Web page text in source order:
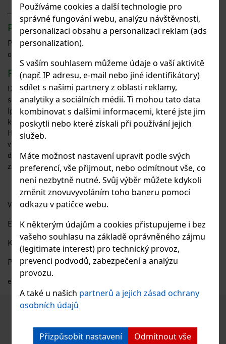
Používáme cookies a další technologie pro
správné fungování webu, analýzu návštěvnosti,
personalizaci obsahu a personalizaci reklam (ads
personalization).
S vaším souhlasem můžeme údaje o vaší aktivitě
(např. IP adresu, e-mail nebo jiné identifikátory)
sdílet s našimi partnery z oblasti reklamy,
analytiky a sociálních médií. Ti mohou tato data
kombinovat s dalšími informacemi, které jste jim
poskytli nebo které získali při používání jejich
služeb.
Máte možnost nastavení upravit podle svých
preferencí, vše přijmout, nebo odmítnout vše, co
není nezbytně nutné. Svůj výběr můžete kdykoli
změnit znovuvyvoláním toho baneru pomocí
odkazu v patičce webu.
K některým údajům a cookies přistupujeme i bez
vašeho souhlasu na základě oprávněného zájmu
(legitimate interest) pro technický provoz,
prevenci podvodů, zabezpečení a analýzu
provozu.
A také u našich partnerů a jejich zásad ochrany
osobních údajů
Přizpůsobit nastavení
Odmítnout vše
POUŽITÍ
Používá se jako ochrana proti obtížnému hmyzu, jako sítě do
oken a dveří.
POPIS
Drcené sklo se taví za vysokých teplot a tvoří se z něj tenké
skleněné vlákno, které se následně obaluje PVC
(polyvinylchlorid), Po upletení se síť proti hmyzu protahuje pecí,
kde dochází k tepelné fixaci.
Hlavní výhody sklovlákna jsou neměnné mechanické i fyzikální
vlastnosti (nenatahuje se, nesmršťuje se, za každých podmínek
drží svůj tvar, nereaguje na vzdušnou vlhkost ani na sluneční
záření).
Výhradní distributor do EU:
Eurositex, s.r.o.
K Podlesí 630
Příbram
eurositex@eurositex.cz
Podobné produkty
Děrovaný plech Rv 1/2x0,8 ocel 1x2 m